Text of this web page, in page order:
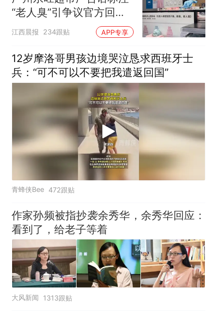
“老人臭”引争议官方回
应：统一上报反馈，门店
江西晨报 234跟贴 APP专享
12岁摩洛哥男孩边境哭泣恳求西班牙士
兵：“可不可以不要把我遣返回国”
青蜂侠Bee 472跟贴
作家孙频被指抄袭余秀华，余秀华回应：
看到了，给老子等着
大风新闻 1313跟贴